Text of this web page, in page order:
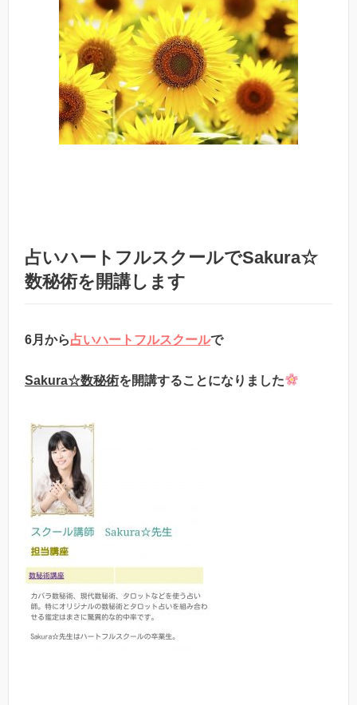
占いハートフルスクールでSakura☆
数秘術を開講します
6月から占いハートフルスクールで
Sakura☆数秘術を開講することになりました